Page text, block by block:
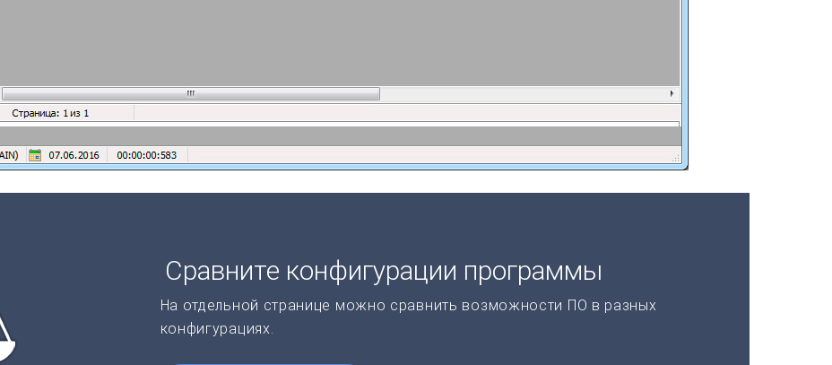
Сравните конфигурации программы
На отдельной странице можно сравнить возможности ПО в разных
конфигурациях.